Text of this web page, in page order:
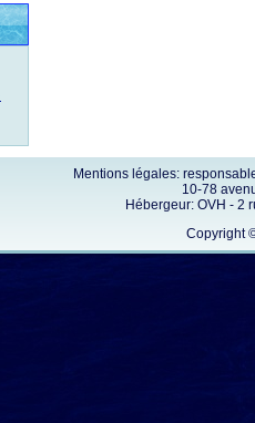
Mentions légales:
10-78
Hébergeur: OVH - 2
Copyright